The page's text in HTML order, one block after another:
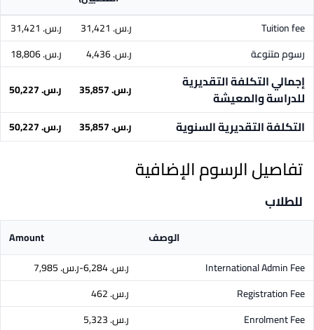
Tuition fee ر.س.‏ 31,421
ر.س.‏ 31,421
رسوم متنوعة
ر.س.‏ 4,436 ر.س.‏ 18,806
إجمالي التكلفة التقديرية
للدراسة والمعيشة
ر.س.‏ 35,857 ر.س.‏ 50,227
التكلفة التقديرية السنوية ر.س.‏ 35,857 ر.س.‏ 50,227
تفاصيل الرسوم الإضافية
للطلاب
الوصف
Amount
International Admin Fee
ر.س.‏ 6,284-ر.س.‏ 7,985
Registration Fee
ر.س.‏ 462
Enrolment Fee
ر.س.‏ 5,323